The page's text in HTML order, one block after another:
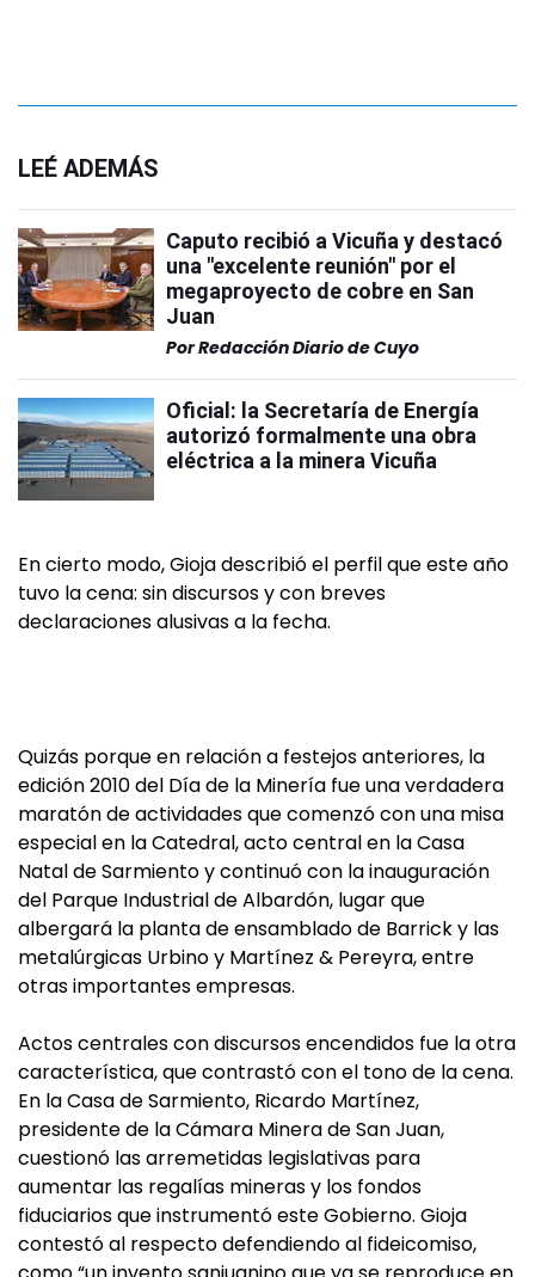
LEÉ ADEMÁS
Caputo recibió a Vicuña y destacó
una "excelente reunión" por el
megaproyecto de cobre en San
Juan
PorRedacción Diario de Cuyo
Oficial: la Secretaría de Energía
autorizó formalmente una obra
eléctrica a la minera Vicuña
En cierto modo, Gioja describió el perfil que este año
tuvo la cena: sin discursos y con breves
declaraciones alusivas a la fecha.
Quizás porque en relación a festejos anteriores, la
edición 2010 del Día de la Minería fue una verdadera
maratón de actividades que comenzó con una misa
especial en la Catedral, acto central en la Casa
Natal de Sarmiento y continuó con la inauguración
del Parque Industrial de Albardón, lugar que
albergará la planta de ensamblado de Barrick y las
metalúrgicas Urbino y Martínez & Pereyra, entre
otras importantes empresas.
Actos centrales con discursos encendidos fue la otra
característica, que contrastó con el tono de la cena.
En la Casa de Sarmiento, Ricardo Martínez,
presidente de la Cámara Minera de San Juan,
cuestionó las arremetidas legislativas para
aumentar las regalías mineras y los fondos
fiduciarios que instrumentó este Gobierno. Gioja
contestó al respecto defendiendo al fideicomiso,